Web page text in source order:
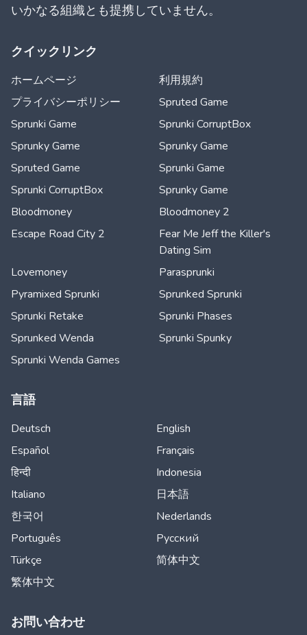
いかなる組織とも提携していません。
クイックリンク
ホームページ
利用規約
プライバシーポリシー
Spruted Game
Sprunki Game
Sprunki CorruptBox
Sprunky Game
Sprunky Game
Spruted Game
Sprunki Game
Sprunki CorruptBox
Sprunky Game
Bloodmoney
Bloodmoney 2
Escape Road City 2
Fear Me Jeff the Killer's
Dating Sim
Lovemoney
Parasprunki
Pyramixed Sprunki
Sprunked Sprunki
Sprunki Retake
Sprunki Phases
Sprunked Wenda
Sprunki Spunky
Sprunki Wenda Games
言語
Deutsch
English
Español
Français
हिन्दी
Indonesia
Italiano
日本語
한국어
Nederlands
Português
Русский
Türkçe
简体中文
繁体中文
お問い合わせ